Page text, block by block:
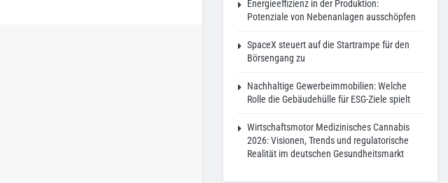
Energieeffizienz in der Produktion:
Potenziale von Nebenanlagen ausschöpfen
SpaceX steuert auf die Startrampe für den
Börsengang zu
Nachhaltige Gewerbeimmobilien: Welche
Rolle die Gebäudehülle für ESG-Ziele spielt
Wirtschaftsmotor Medizinisches Cannabis
2026: Visionen, Trends und regulatorische
Realität im deutschen Gesundheitsmarkt